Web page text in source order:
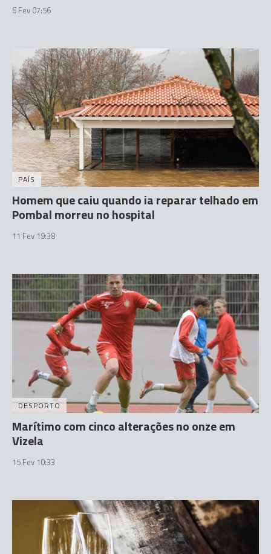
6 Fev 07:56
PAÍS
Homem que caiu quando ia reparar telhado em
Pombal morreu no hospital
11 Fev 19:38
DESPORTO
Marítimo com cinco alterações no onze em
Vizela
15 Fev 10:33